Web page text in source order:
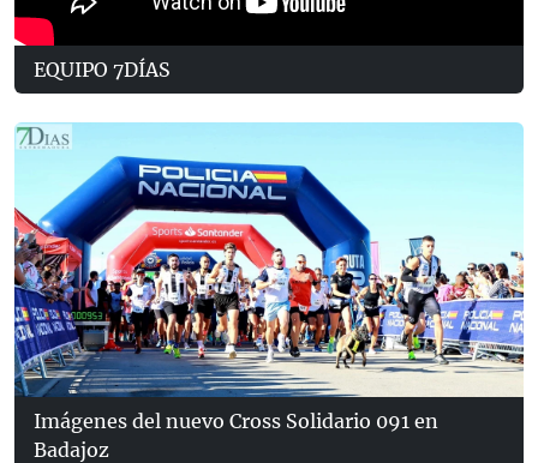
EQUIPO 7DÍAS
Imágenes del nuevo Cross Solidario 091 en
Badajoz